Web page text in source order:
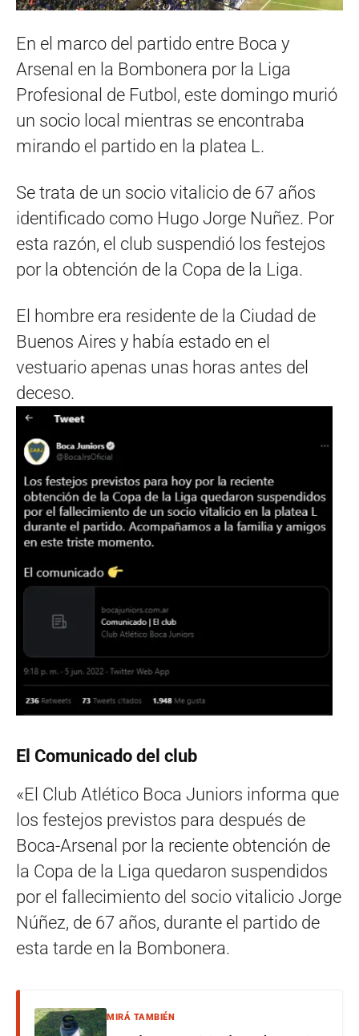
En el marco del partido entre Boca y
Arsenal en la Bombonera por la Liga
Profesional de Futbol, este domingo murió
un socio local mientras se encontraba
mirando el partido en la platea L.
Se trata de un socio vitalicio de 67 años
identificado como Hugo Jorge Nuñez. Por
esta razón, el club suspendió los festejos
por la obtención de la Copa de la Liga.
El hombre era residente de la Ciudad de
Buenos Aires y había estado en el
vestuario apenas unas horas antes del
deceso.
El Comunicado del club
«El Club Atlético Boca Juniors informa que
los festejos previstos para después de
Boca-Arsenal por la reciente obtención de
la Copa de la Liga quedaron suspendidos
por el fallecimiento del socio vitalicio Jorge
Núñez, de 67 años, durante el partido de
esta tarde en la Bombonera.
MIRÁ TAMBIÉN